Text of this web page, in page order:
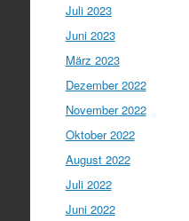
Juli 2023
Juni 2023
März 2023
Dezember 2022
November 2022
Oktober 2022
August 2022
Juli 2022
Juni 2022